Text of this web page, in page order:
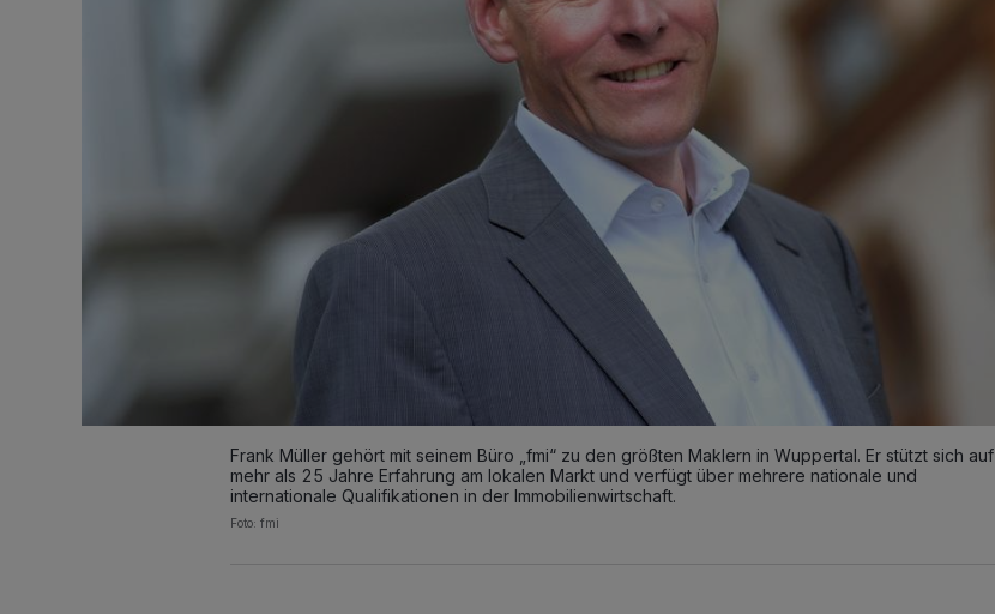
Frank Müller gehört mit seinem Büro „fmi“ zu den größten Maklern in Wuppertal. Er stützt sich auf
mehr als 25 Jahre Erfahrung am lokalen Markt und verfügt über mehrere nationale und
internationale Qualifikationen in der Immobilienwirtschaft.
Foto: fmi